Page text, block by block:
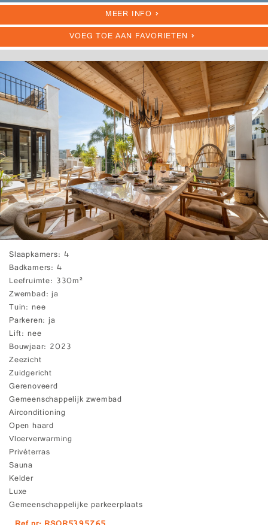
MEER INFO
VOEG TOE AAN FAVORIETEN
Slaapkamers 4
Badkamers 4
Leefruimte 330m²
Zwembad ja
Tuin nee
Parkeren ja
Lift nee
Bouwjaar 2023
Zeezicht
Zuidgericht
Gerenoveerd
Gemeenschappelijk zwembad
Airconditioning
Open haard
Vloerverwarming
Privéterras
Sauna
Kelder
Luxe
Gemeenschappelijke parkeerplaats